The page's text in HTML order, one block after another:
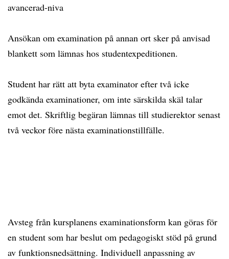
avancerad-niva
Ansökan om examination på annan ort sker på anvisad
blankett som lämnas hos studentexpeditionen.
Student har rätt att byta examinator efter två icke
godkända examinationer, om inte särskilda skäl talar
emot det. Skriftlig begäran lämnas till studierektor senast
två veckor före nästa examinationstillfälle.
Avsteg från kursplanens examinationsform kan göras för
en student som har beslut om pedagogiskt stöd på grund
av funktionsnedsättning. Individuell anpassning av